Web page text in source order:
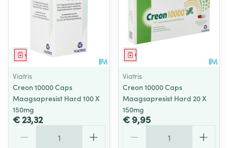
Geneesmiddel
Viatris
Creon 10000 Caps
Maagsapresist Hard 100 X
150mg
€ 23,32
Geneesmiddel
Viatris
Creon 10000 Caps
Maagsapresist Hard 20 X
150mg
€ 9,95